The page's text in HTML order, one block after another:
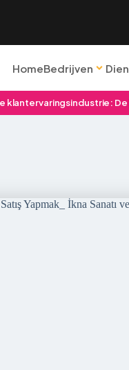
HomeBedrijven
klantervaringsindustrie: